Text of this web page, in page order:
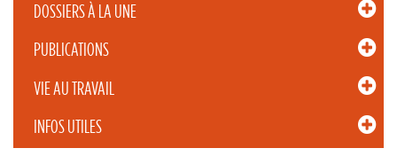
DOSSIERS À LA UNE
PUBLICATIONS
VIE AU TRAVAIL
INFOS UTILES